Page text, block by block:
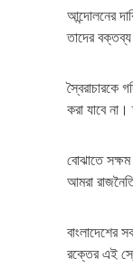
আন্দোলনের
তাদের
স্বৈরাচারকে
করা যাবে
বোঝাতে
আমরা
বাংলাদেশের
রক্তের এই